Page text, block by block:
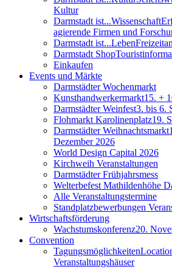
Kultur
Darmstadt ist...Wissenschaft
agierende Firmen und
Darmstadt ist...Leben
Darmstadt Shop
Einkaufen
Events und Märkte
Darmstädter Wochenmarkt
Kunsthandwerkermarkt15. +
Darmstädter Weinfest3. bis 6.
Flohmarkt Karolinenplatz19.
Darmstädter Weihnachtsmarkt
Dezember 2026
World Design Capital 2026
Kirchweih Veranstaltungen
Darmstädter Frühjahrsmess
Welterbefest Mathildenhöhe
Alle Veranstaltungstermine
Standplatzbewerbungen
Wirtschaftsförderung
Wachstumskonferenz20.
Convention
Tagungsmöglichkeiten
Veranstaltungshäuser